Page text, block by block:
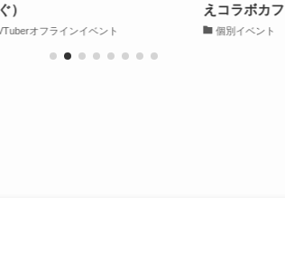
えコラボカフェ～』開催のお知ら
せ個別イベント
VTuberオ